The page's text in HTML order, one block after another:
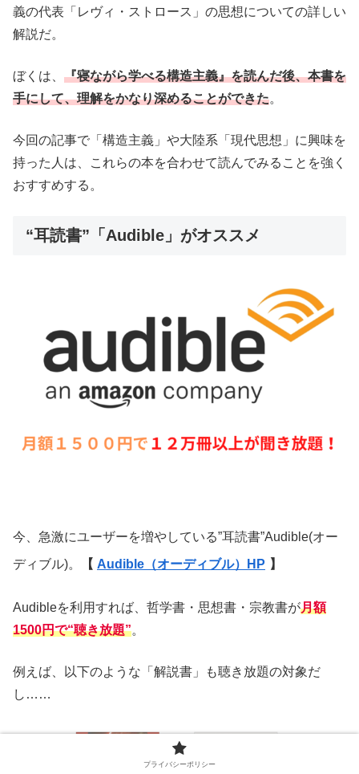
義の代表「レヴィ・ストロース」の思想についての詳しい
解説だ。
ぼくは、 『寝ながら学べる構造主義』を読んだ後、本書を
手にして、理解をかなり深めることができた。
今回の記事で「構造主義」や大陸系「現代思想」に興味を
持った人は、これらの本を合わせて読んでみることを強く
おすすめする。
“耳読書”「Audible」がオススメ
今、急激にユーザーを増やしている”耳読書”Audible(オー
ディブル)。
【 Audible（オーディブル）HP 】
Audibleを利用すれば、哲学書・思想書・宗教書が月額
1500円で“聴き放題”。
例えば、以下のような「解説書」も聴き放題の対象だ
し……
プライバシーポリシー